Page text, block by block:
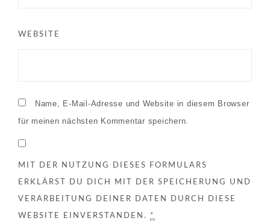
WEBSITE
Name, E-Mail-Adresse und Website in diesem Browser
für meinen nächsten Kommentar speichern.
MIT DER NUTZUNG DIESES FORMULARS
ERKLÄRST DU DICH MIT DER SPEICHERUNG UND
VERARBEITUNG DEINER DATEN DURCH DIESE
WEBSITE EINVERSTANDEN. *